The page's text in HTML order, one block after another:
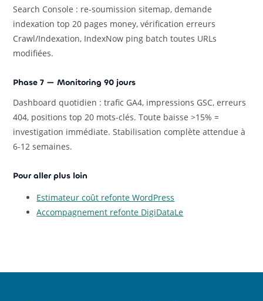
Search Console : re-soumission sitemap, demande
indexation top 20 pages money, vérification erreurs
Crawl/Indexation, IndexNow ping batch toutes URLs
modifiées.
Phase 7 — Monitoring 90 jours
Dashboard quotidien : trafic GA4, impressions GSC, erreurs
404, positions top 20 mots-clés. Toute baisse >15% =
investigation immédiate. Stabilisation complète attendue à
6-12 semaines.
Pour aller plus loin
Estimateur coût refonte WordPress
Accompagnement refonte DigiDataLe